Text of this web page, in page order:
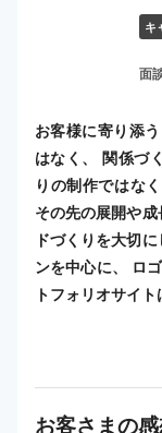
キ
面
お客様に寄り添
はなく、 関係づ
りの制作ではな
その先の展開や
ドづくりを大切
ンを中心に、 ロ
トフォリオサイ
お客さまの